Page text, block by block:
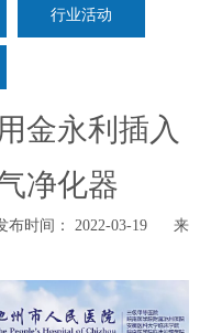
行业活动
金永利插入
净化器
时间： 2022-03-19 来